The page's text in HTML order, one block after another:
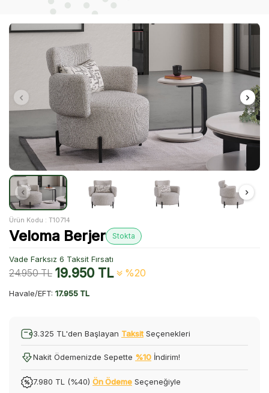
Ürün Kodu : T10714
Veloma Berjer Stokta
Vade Farksız 6 Taksit Fırsatı
24.950TL 19.950TL %20
Havale/EFT: 17.955 TL
3.325 TL'den Başlayan Taksit Seçenekleri
Nakit Ödemenizde Sepette %10 İndirim!
7.980 TL (%40) Ön Ödeme Seçeneğiyle